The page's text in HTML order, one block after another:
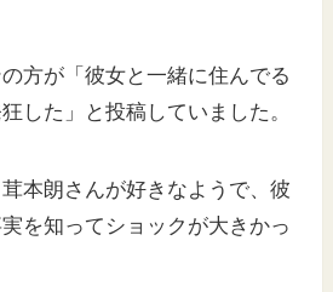
方が「彼女と一緒に住んでる
した」と投稿していました。
本朗さんが好きなようで、彼
を知ってショックが大きかっ